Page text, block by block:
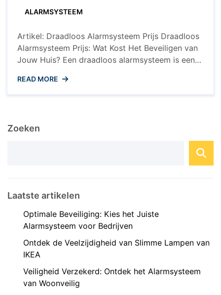
ALARMSYSTEEM
Artikel: Draadloos Alarmsysteem Prijs Draadloos
Alarmsysteem Prijs: Wat Kost Het Beveiligen van
Jouw Huis? Een draadloos alarmsysteem is een
inbraken en ongewenste indringers. Maar wat
kost het eigenlijk om zo’n systeem aan te
verschillende factoren. Factoren ...
READ MORE
Zoeken
Laatste artikelen
Optimale Beveiliging: Kies het Juiste
Alarmsysteem voor Bedrijven
Ontdek de Veelzijdigheid van Slimme Lampen van
IKEA
Veiligheid Verzekerd: Ontdek het Alarmsysteem
van Woonveilig